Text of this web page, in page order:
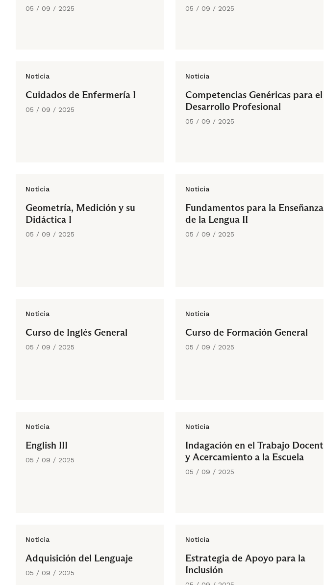
05 / 09 / 2025 05 / 09 / 2025
Noticia
Cuidados de Enfermería I
05 / 09 / 2025
Noticia
Competencias Genéricas para el
Desarrollo Profesional
05 / 09 / 2025
Noticia
Geometría, Medición y su
Didáctica I
05 / 09 / 2025
Noticia
Fundamentos para la Enseñanza
de la Lengua II
05 / 09 / 2025
Noticia
Curso de Inglés General
05 / 09 / 2025
Noticia
Curso de Formación General
05 / 09 / 2025
Noticia
English III
05 / 09 / 2025
Noticia
Indagación en el Trabajo Docente
y Acercamiento a la Escuela
05 / 09 / 2025
Noticia
Adquisición del Lenguaje
05 / 09 / 2025
Noticia
Estrategia de Apoyo para la
Inclusión